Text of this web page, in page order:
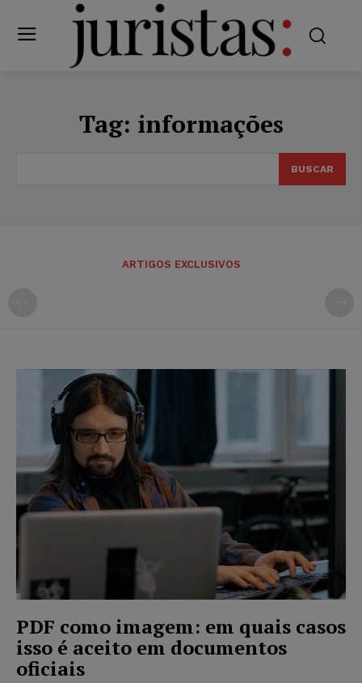
Tag: informações
BUSCAR
ARTIGOS EXCLUSIVOS
PDF como imagem: em quais casos
isso é aceito em documentos
oficiais